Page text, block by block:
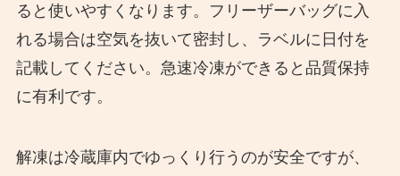
ると使いやすくなります。フリーザーバッグに入
れる場合は空気を抜いて密封し、ラベルに日付を
記載してください。急速冷凍ができると品質保持
に有利です。
解凍は冷蔵庫内でゆっくり行うのが安全ですが、